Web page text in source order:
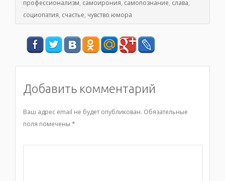
профессионализм, самоирония, самопознание, слава,
социопатия, счастье, чувство юмора
Добавить комментарий
Ваш адрес email не будет опубликован. Обязательные
поля помечены *